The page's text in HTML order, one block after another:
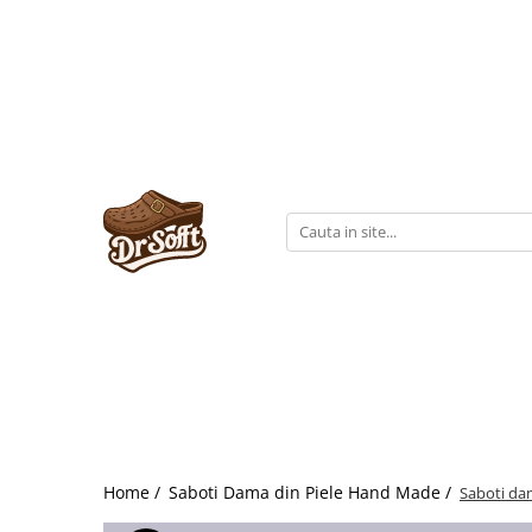
Home / Saboti Dama din Piele Hand Made / Saboti